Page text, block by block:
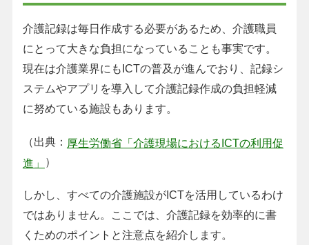
介護記録は毎日作成する必要があるため、介護職員
にとって大きな負担になっていることも事実です。
現在は介護業界にもICTの普及が進んでおり、記録シ
ステムやアプリを導入して介護記録作成の負担軽減
に努めている施設もあります。
（出典： 厚生労働省「介護現場におけるICTの利用促
進」
）
しかし、すべての介護施設がICTを活用しているわけ
ではありません。ここでは、介護記録を効率的に書
くためのポイントと注意点を紹介します。